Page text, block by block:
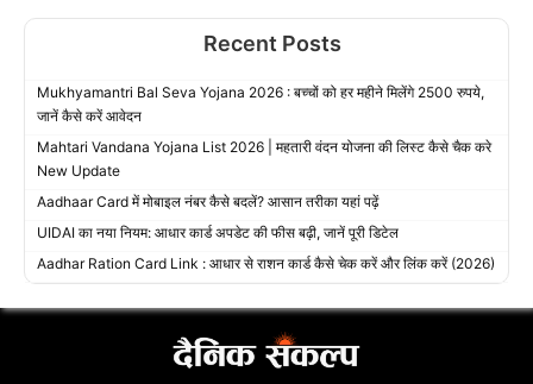
Recent Posts
Mukhyamantri Bal Seva Yojana 2026 : बच्चों को हर महीने मिलेंगे 2500 रुपये,
जानें कैसे करें आवेदन
Mahtari Vandana Yojana List 2026 | महतारी वंदन योजना की लिस्ट कैसे चैक करे
New Update
Aadhaar Card में मोबाइल नंबर कैसे बदलें? आसान तरीका यहां पढ़ें
UIDAI का नया नियम: आधार कार्ड अपडेट की फीस बढ़ी, जानें पूरी डिटेल
Aadhar Ration Card Link : आधार से राशन कार्ड कैसे चेक करें और लिंक करें (2026)